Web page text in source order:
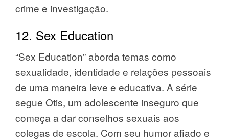
crime e investigação.
12. Sex Education
“Sex Education” aborda temas como
sexualidade, identidade e relações pessoais
de uma maneira leve e educativa. A série
segue Otis, um adolescente inseguro que
começa a dar conselhos sexuais aos
colegas de escola. Com seu humor afiado e